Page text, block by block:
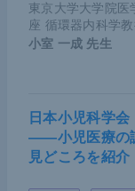
東京大学大学院医
座 循環器内科学
小室 一成 先生
日本小児科学
――小児医療の
見どころを紹介